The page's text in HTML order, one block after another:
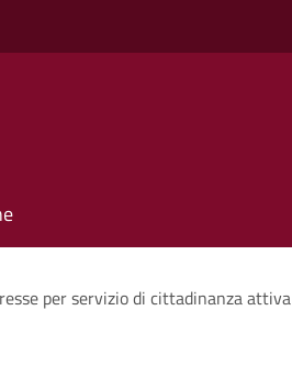
per servizio di cittadinanza attiva